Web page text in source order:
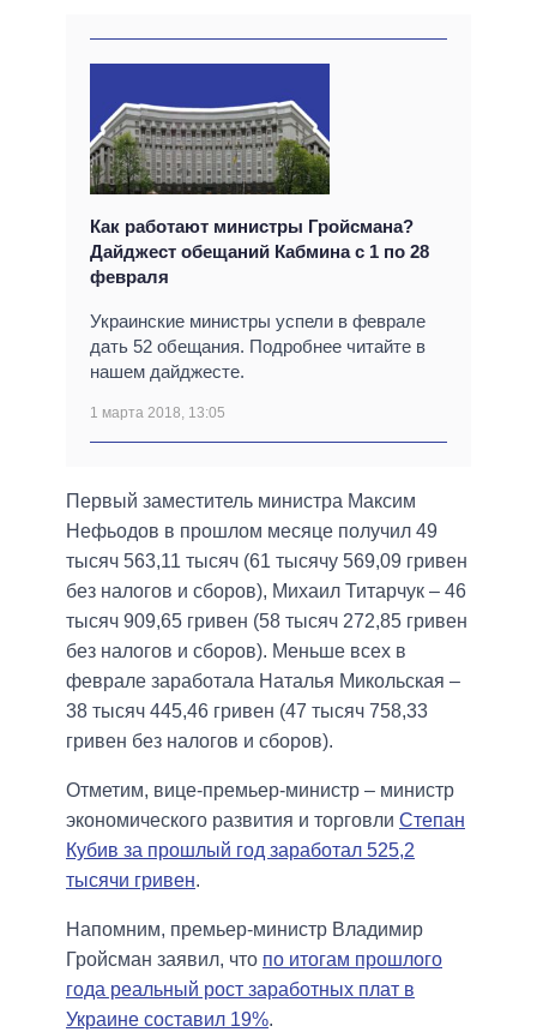
Как работают министры Гройсмана?
Дайджест обещаний Кабмина с 1 по 28
февраля
Украинские министры успели в феврале
дать 52 обещания. Подробнее читайте в
нашем дайджесте.
1 марта 2018, 13:05
Первый заместитель министра Максим
Нефьодов в прошлом месяце получил 49
тысяч 563,11 тысяч (61 тысячу 569,09 гривен
без налогов и сборов), Михаил Титарчук – 46
тысяч 909,65 гривен (58 тысяч 272,85 гривен
без налогов и сборов). Меньше всех в
феврале заработала Наталья Микольская –
38 тысяч 445,46 гривен (47 тысяч 758,33
гривен без налогов и сборов).
Отметим, вице-премьер-министр – министр
экономического развития и торговли Степан
Кубив за прошлый год заработал 525,2
тысячи гривен.
Напомним, премьер-министр Владимир
Гройсман заявил, что по итогам прошлого
года реальный рост заработных плат в
Украине составил 19%.